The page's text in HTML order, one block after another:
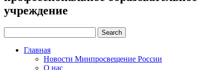
учреждение
Главная
Новости Минпросвещение России
О нас